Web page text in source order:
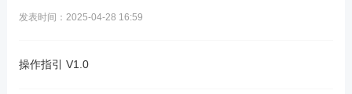
发表时间：2025-04-28 16:59
操作指引 V1.0